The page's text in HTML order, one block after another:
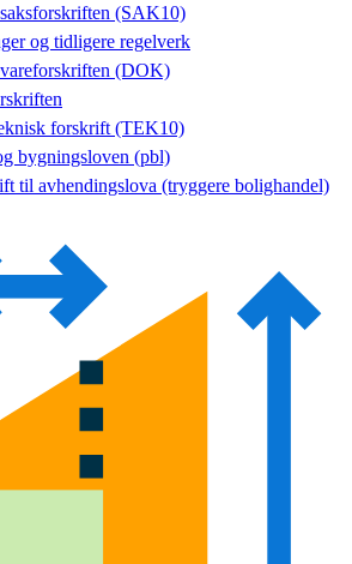
(SAK10)
og tidligere regelverk
(DOK)
forskrift (TEK10)
bygningsloven (pbl)
til avhendingslova (tryggere bolighandel)